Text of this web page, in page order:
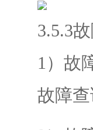
3.5.3
1）故
故障